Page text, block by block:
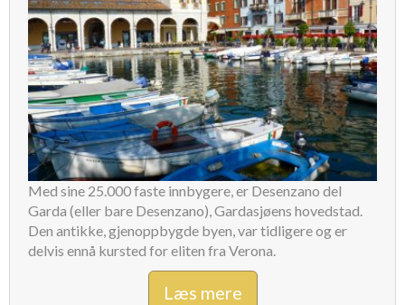
Med sine 25.000 faste innbygere, er Desenzano del
Garda (eller bare Desenzano), Gardasjøens hovedstad.
Den antikke, gjenoppbygde byen, var tidligere og er
delvis ennå kursted for eliten fra Verona.
Læs mere